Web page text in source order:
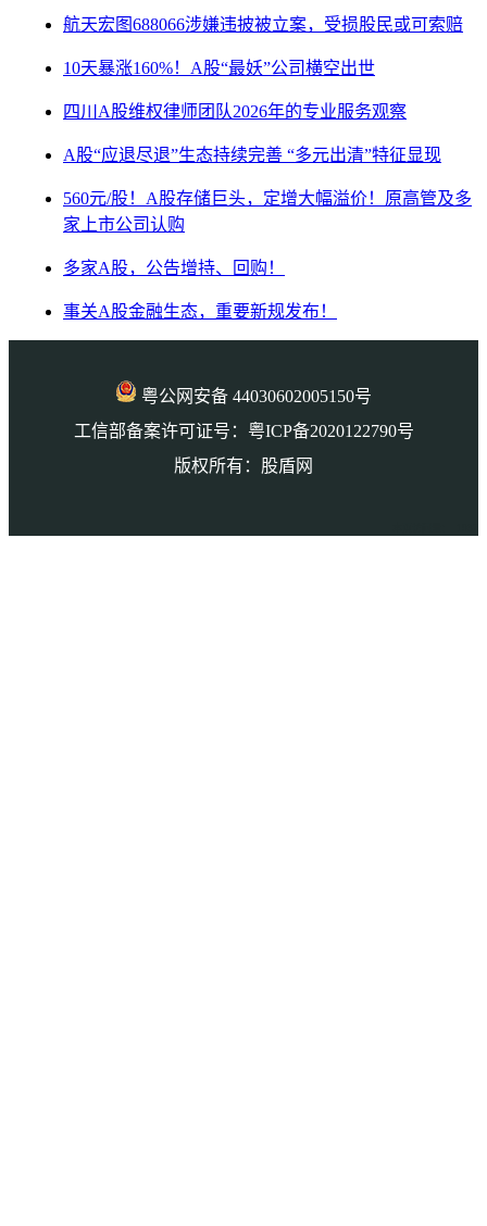
航天宏图688066涉嫌违披被立案，受损股民或可索赔
10天暴涨160%！A股“最妖”公司横空出世
四川A股维权律师团队2026年的专业服务观察
A股“应退尽退”生态持续完善 “多元出清”特征显现
560元/股！A股存储巨头，定增大幅溢价！原高管及多
家上市公司认购
多家A股，公告增持、回购！
事关A股金融生态，重要新规发布！
粤公网安备 44030602005150号
工信部备案许可证号：粤ICP备2020122790号
版权所有：股盾网